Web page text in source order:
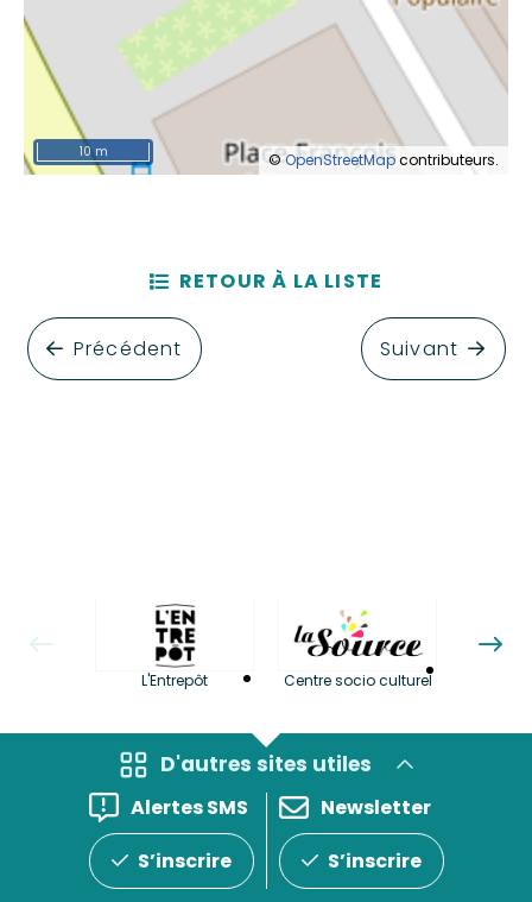
©OpenStreetMapcontributeurs.
10 m
Précédent
RETOUR À LA LISTE
Suivant
L'Entrepôt Centre socio culturel
D'autres sites utiles
Alertes SMS
S’inscrire
Newsletter
S’inscrire